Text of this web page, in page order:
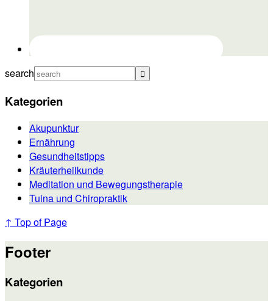
search
Kategorien
Akupunktur
Ernährung
Gesundheitstipps
Kräuterheilkunde
Meditation und Bewegungstherapie
Tuina und Chiropraktik
↑ Top of Page
Footer
Kategorien